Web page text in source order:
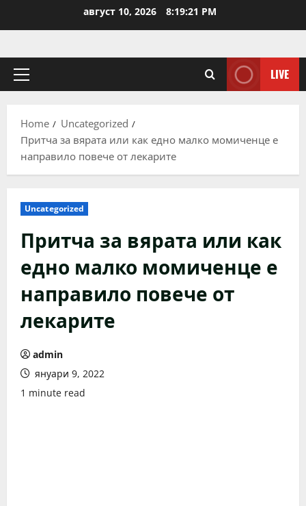
август 10, 2026 8:19:22 PM
Primary
LIVE
Home
Uncategorized
Притча за вярата или как едно малко момиченце е
направило повече от лекарите
Uncategorized
Притча за вярата или как
едно малко момиченце е
направило повече от
лекарите
admin
януари 9, 2022
1 minute read